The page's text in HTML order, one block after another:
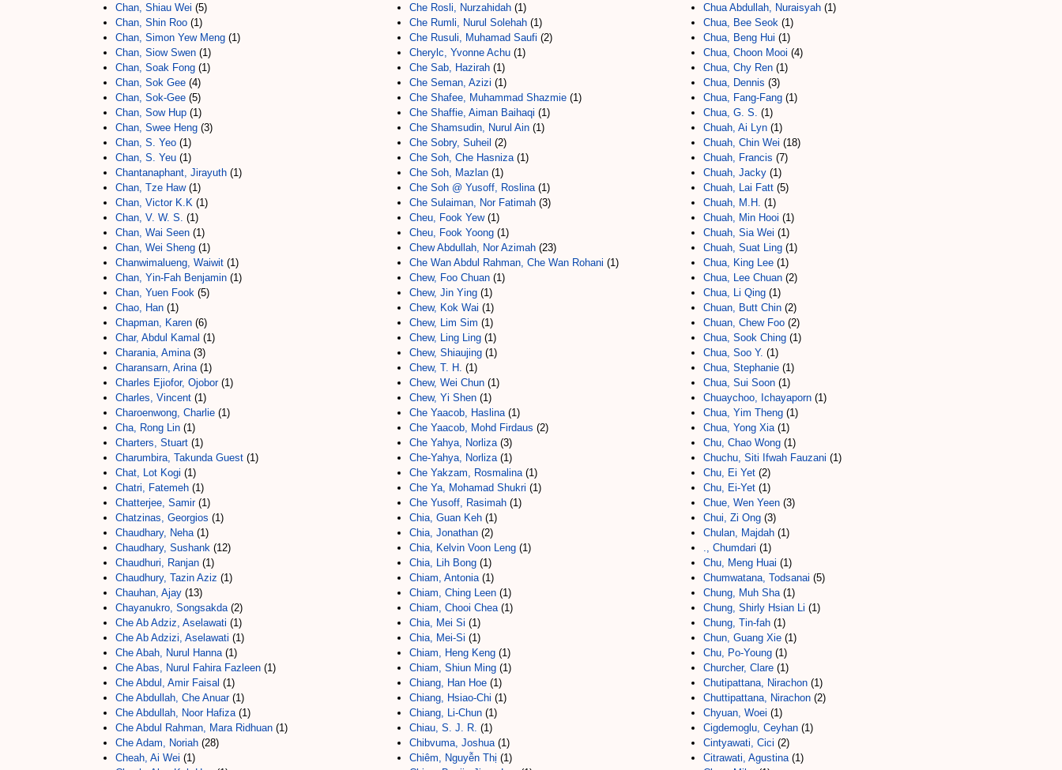
Chan, Shiau Wei (5)
Chan, Shin Roo (1)
Chan, Simon Yew Meng (1)
Chan, Siow Swen (1)
Chan, Soak Fong (1)
Chan, Sok Gee (4)
Chan, Sok-Gee (5)
Chan, Sow Hup (1)
Chan, Swee Heng (3)
Chan, S. Yeo (1)
Chan, S. Yeu (1)
Chantanaphant, Jirayuth (1)
Chan, Tze Haw(1)
Chan, Victor K.K (1)
Chan, V. W. S. (1)
Chan, Wai Seen (1)
Chan, Wei Sheng (1)
Chanwimalueng, Waiwit (1)
Chan, Yin-Fah Benjamin (1)
Chan, Yuen Fook (5)
Chao, Han (1)
Chapman, Karen (6)
Char, Abdul Kamal (1)
Charania, Amina (3)
Charansarn, Arina (1)
Charles Ejiofor, Ojobor(1)
Charles, Vincent (1)
Charoenwong, Charlie (1)
Cha, Rong Lin (1)
Charters, Stuart (1)
Charumbira, Takunda Guest (1)
Chat, Lot Kogi (1)
Chatri, Fatemeh (1)
Chatterjee, Samir(1)
Chatzinas, Georgios (1)
Chaudhary, Neha (1)
Chaudhary, Sushank (12)
Chaudhuri, Ranjan (1)
Chaudhury, Tazin Aziz (1)
Chauhan, Ajay (13)
Chayanukro, Songsakda (2)
Che Ab Adziz, Aselawati (1)
Che Ab Adzizi, Aselawati (1)
Che Abah, Nurul Hanna (1)
Che Abas, Nurul Fahira Fazleen (1)
Che Abdul, Amir Faisal (1)
Che Abdullah, Che Anuar(1)
Che Abdullah, Noor Hafiza (1)
Che Abdul Rahman, Mara Ridhuan (1)
Che Adam, Noriah (28)
Cheah, Ai Wei (1)
Che Rosli, Nurzahidah (1)
Che Rumli, Nurul Solehah (1)
Che Rusuli, Muhamad Saufi (2)
Cherylc, Yvonne Achu (1)
Che Sab, Hazirah (1)
Che Seman, Azizi (1)
Che Shafee, Muhammad Shazmie (1)
Che Shaffie, Aiman Baihaqi (1)
Che Shamsudin, Nurul Ain (1)
Che Sobry, Suheil (2)
Che Soh, Che Hasniza (1)
Che Soh, Mazlan (1)
Che Soh @ Yusoff, Roslina (1)
Che Sulaiman, Nor Fatimah (3)
Cheu, Fook Yew(1)
Cheu, Fook Yoong (1)
Chew Abdullah, Nor Azimah (23)
Che Wan Abdul Rahman, Che Wan Rohani (1)
Chew, Foo Chuan (1)
Chew, Jin Ying (1)
Chew, Kok Wai (1)
Chew, Lim Sim (1)
Chew, Ling Ling (1)
Chew, Shiaujing (1)
Chew, T. H. (1)
Chew, Wei Chun (1)
Chew, Yi Shen (1)
Che Yaacob, Haslina (1)
Che Yaacob, Mohd Firdaus (2)
Che Yahya, Norliza (3)
Che-Yahya, Norliza (1)
Che Yakzam, Rosmalina (1)
Che Ya, Mohamad Shukri (1)
Che Yusoff, Rasimah (1)
Chia, Guan Keh (1)
Chia, Jonathan (2)
Chia, Kelvin Voon Leng (1)
Chia, Lih Bong (1)
Chiam, Antonia (1)
Chiam, Ching Leen (1)
Chiam, Chooi Chea (1)
Chia, Mei Si (1)
Chia, Mei-Si (1)
Chiam, Heng Keng (1)
Chiam, Shiun Ming (1)
Chiang, Han Hoe (1)
Chiang, Hsiao-Chi (1)
Chiang, Li-Chun (1)
Chiau, S. J. R. (1)
Chibvuma, Joshua (1)
Chiêm, Nguyễn Thị (1)
Chua Abdullah, Nuraisyah (1)
Chua, Bee Seok (1)
Chua, Beng Hui (1)
Chua, Choon Mooi (4)
Chua, Chy Ren (1)
Chua, Dennis (3)
Chua, Fang-Fang (1)
Chua, G. S. (1)
Chuah, Ai Lyn (1)
Chuah, Chin Wei (18)
Chuah, Francis (7)
Chuah, Jacky (1)
Chuah, Lai Fatt (5)
Chuah, M.H. (1)
Chuah, Min Hooi (1)
Chuah, Sia Wei (1)
Chuah, Suat Ling (1)
Chua, King Lee (1)
Chua, Lee Chuan (2)
Chua, Li Qing (1)
Chuan, Butt Chin (2)
Chuan, Chew Foo (2)
Chua, Sook Ching (1)
Chua, Soo Y. (1)
Chua, Stephanie (1)
Chua, Sui Soon (1)
Chuaychoo, Ichayaporn (1)
Chua, Yim Theng (1)
Chua, Yong Xia (1)
Chu, Chao Wong (1)
Chuchu, Siti Ifwah Fauzani (1)
Chu, Ei Yet (2)
Chu, Ei-Yet (1)
Chue, Wen Yeen (3)
Chui, Zi Ong (3)
Chulan, Majdah (1)
., Chumdari (1)
Chu, Meng Huai (1)
Chumwatana, Todsanai (5)
Chung, Muh Sha (1)
Chung, Shirly Hsian Li (1)
Chung, Tin-fah (1)
Chun, Guang Xie (1)
Chu, Po-Young (1)
Churcher, Clare (1)
Chutipattana, Nirachon (1)
Chuttipattana, Nirachon (2)
Chyuan, Woei (1)
Cigdemoglu, Ceyhan (1)
Cintyawati, Cici (2)
Citrawati, Agustina (1)